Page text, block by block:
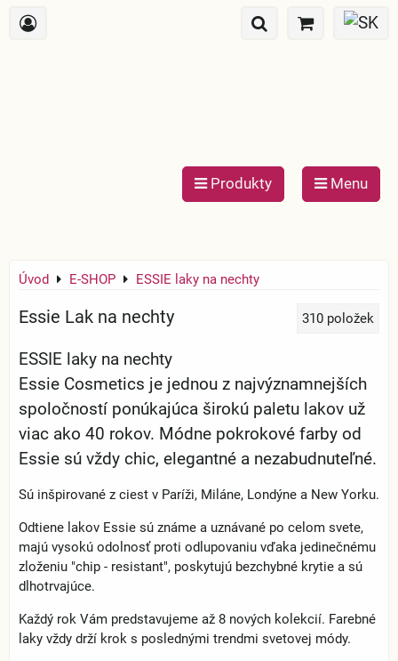
Produkty Menu
Úvod E-SHOP ESSIE laky na nechty
Essie Lak na nechty 310 položek
ESSIE laky na nechty
Essie Cosmetics je jednou z najvýznamnejších
spoločností ponúkajúca širokú paletu lakov už
viac ako 40 rokov. Módne pokrokové farby od
Essie sú vždy chic, elegantné a nezabudnuteľné.
Sú inšpirované z ciest v Paríži, Miláne, Londýne a New Yorku.
Odtiene lakov Essie sú známe a uznávané po celom svete,
majú vysokú odolnosť proti odlupovaniu vďaka jedinečnému
zloženiu "chip - resistant", poskytujú bezchybné krytie a sú
dlhotrvajúce.
Každý rok Vám predstavujeme až 8 nových kolekcií. Farebné
laky vždy drží krok s poslednými trendmi svetovej módy.